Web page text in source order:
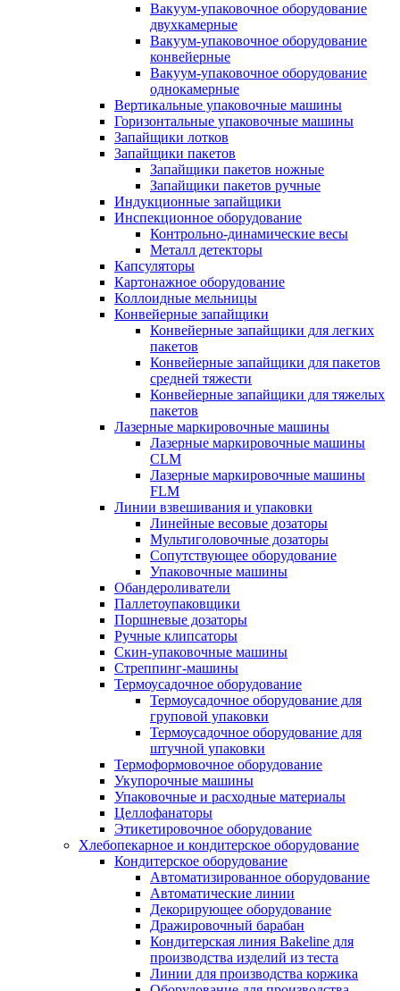
Вакуум-упаковочное оборудование
двухкамерные
Вакуум-упаковочное оборудование
конвейерные
Вакуум-упаковочное оборудование
однокамерные
Вертикальные упаковочные машины
Горизонтальные упаковочные машины
Запайщики лотков
Запайщики пакетов
Запайщики пакетов ножные
Запайщики пакетов ручные
Индукционные запайщики
Инспекционное оборудование
Контрольно-динамические весы
Металл детекторы
Капсуляторы
Картонажное оборудование
Коллоидные мельницы
Конвейерные запайщики
Конвейерные запайщики для легких
пакетов
Конвейерные запайщики для пакетов
средней тяжести
Конвейерные запайщики для тяжелых
пакетов
Лазерные маркировочные машины
Лазерные маркировочные машины
CLM
Лазерные маркировочные машины
FLM
Линии взвешивания и упаковки
Линейные весовые дозаторы
Мультиголовочные дозаторы
Сопутствующее оборудование
Упаковочные машины
Обандероливатели
Паллетоупаковщики
Поршневые дозаторы
Ручные клипсаторы
Скин-упаковочные машины
Стреппинг-машины
Термоусадочное оборудование
Термоусадочное оборудование для
груповой упаковки
Термоусадочное оборудование для
штучной упаковки
Термоформовочное оборудование
Укупорочные машины
Упаковочные и расходные материалы
Целлофанаторы
Этикетировочное оборудование
Хлебопекарное и кондитерское оборудование
Кондитерское оборудование
Автоматизированное оборудование
Автоматические линии
Декорирующее оборудование
Дражировочный барабан
Кондитерская линия Bakeline для
производства изделий из теста
Линии для производства коржика